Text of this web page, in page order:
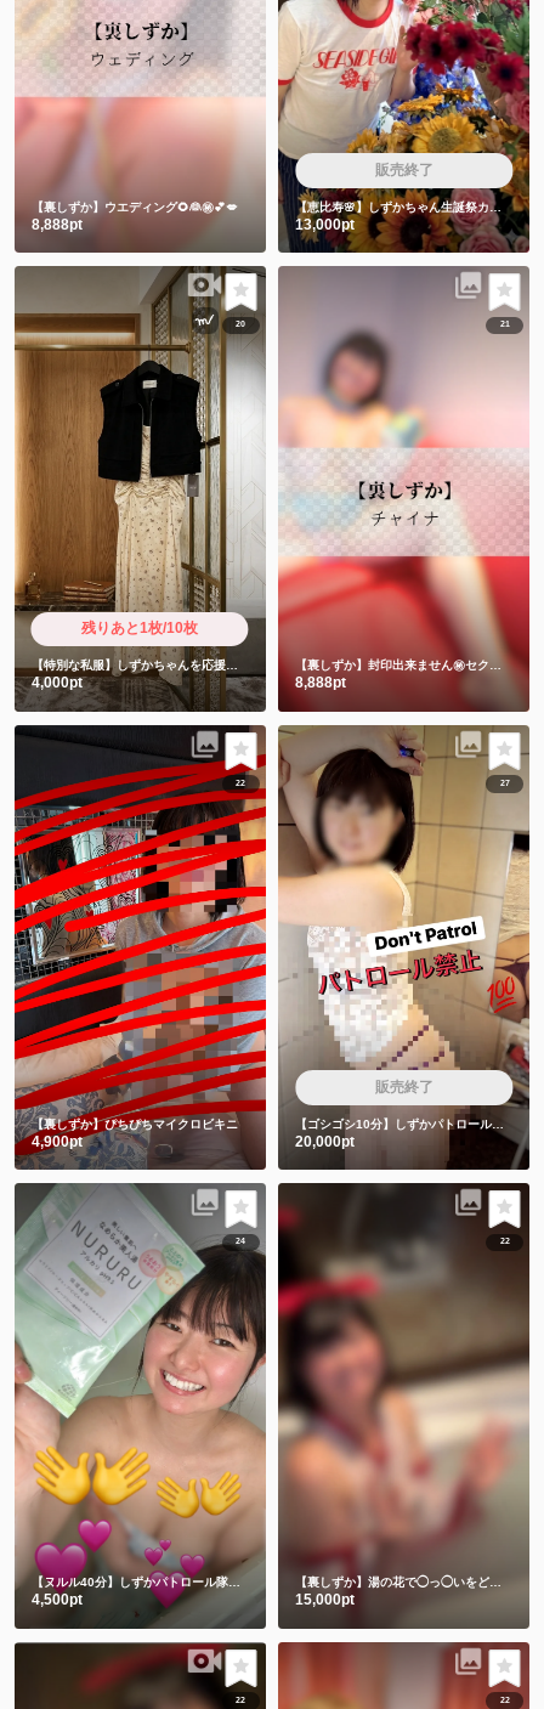
【裏しずか】ウエディング🌻👰㊙️💕💋
8,888pt
販売終了
【恵比寿🌸】しずかちゃん生誕祭カラオケ会🎤飲み放題付き
13,000pt
20
残りあと1枚/10枚
【特別な私服】しずかちゃんを応援したい人限定
4,000pt
21
【裏しずか】封印出来ません㊙️セクシーチャイナキョンシー
8,888pt
22
【裏しずか】ぴちぴちマイクロビキニ
4,900pt
27
販売終了
【ゴシゴシ10分】しずかパトロール隊は絶対みちゃダメです🙅
20,000pt
24
【ヌルル40分】しずかパトロール隊集合🚨
4,500pt
22
【裏しずか】湯の花で◯っ◯いをどろパック🫣💕
15,000pt
22 22